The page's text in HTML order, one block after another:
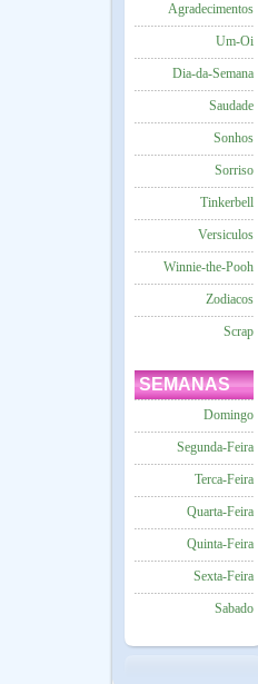
Agradecimentos
Um-Oi
Dia-da-Semana
Saudade
Sonhos
Sorriso
Tinkerbell
Versiculos
Winnie-the-Pooh
Zodiacos
Scrap
SEMANAS
Domingo
Segunda-Feira
Terca-Feira
Quarta-Feira
Quinta-Feira
Sexta-Feira
Sabado